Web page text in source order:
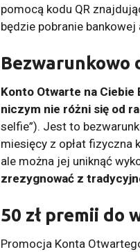
pomocą kodu QR
będzie pobranie bankowej
Bezwarunkowo
Konto Otwarte na Ciebie
niczym nie różni się od
selfie”). Jest to
miesięcy z opłat fizyczna
ale można jej uniknąć
zrezygnować z
50 zł premii do
Promocja Konta